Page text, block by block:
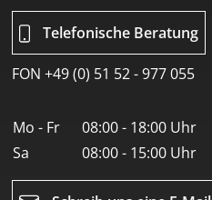
Telefonische Beratung
FON +49 (0) 51 52 - 977 055
Mo - Fr
08:00 - 18:00 Uhr
Sa
08:00 - 15:00 Uhr